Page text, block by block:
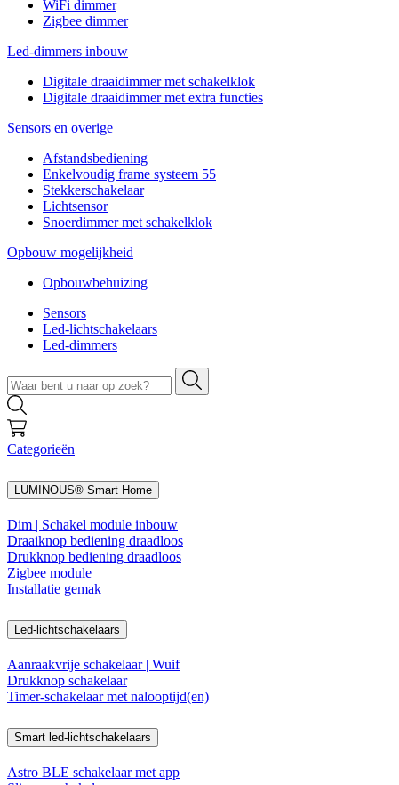
WiFi dimmer
Zigbee dimmer
Led-dimmers inbouw
Digitale draaidimmer met schakelklok
Digitale draaidimmer met extra functies
Sensors en overige
Afstandsbediening
Enkelvoudig frame systeem 55
Stekkerschakelaar
Lichtsensor
Snoerdimmer met schakelklok
Opbouw mogelijkheid
Opbouwbehuizing
Sensors
Led-lichtschakelaars
Led-dimmers
Categorieën
LUMINOUS® Smart Home
Dim | Schakel module inbouw
Draaiknop bediening draadloos
Drukknop bediening draadloos
Zigbee module
Installatie gemak
Led-lichtschakelaars
Aanraakvrije schakelaar | Wuif
Drukknop schakelaar
Timer-schakelaar met nalooptijd(en)
Smart led-lichtschakelaars
Astro BLE schakelaar met app